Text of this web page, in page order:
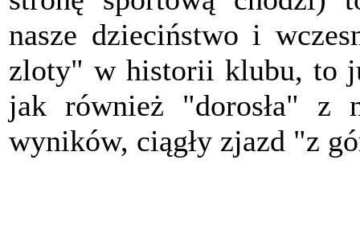
nasze dzieciństwo i
zloty" w historii klubu, to
jak również "dorosła" z
wyników, ciągły zjazd "z